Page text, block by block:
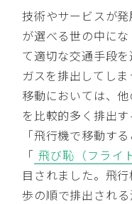
技術やサービスが
が選べる世の中に
て適切な交通手段
ガスを排出してし
移動においては、
を比較的多く排出
「飛行機で移動す
「 飛び恥（フライ
目されました。飛
歩の順で排出され